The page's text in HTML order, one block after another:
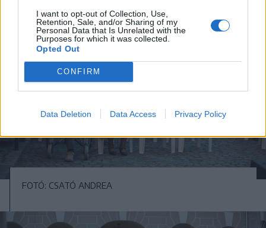
I want to opt-out of Collection, Use,
Retention, Sale, and/or Sharing of my
Personal Data that Is Unrelated with the
Purposes for which it was collected.
Opted Out
CONFIRM
Data Deletion Data Access Privacy Policy
FOTÓ: CSATÓ ANDREA